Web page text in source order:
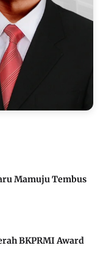
Mamuju Tembus
BKPRMI Award